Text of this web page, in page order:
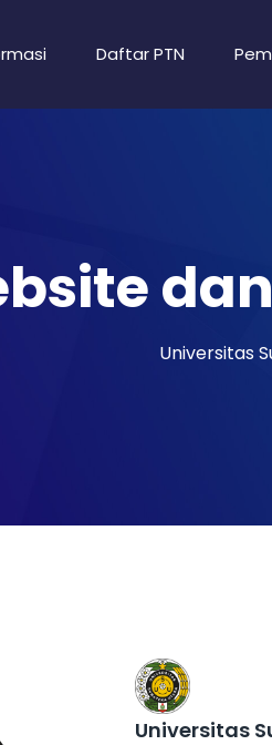
Daftar PTN
Universitas
Universitas